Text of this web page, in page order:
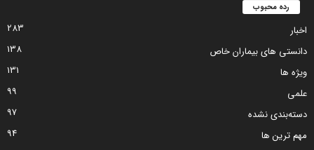
رده محبوب
اخبار
283
دانستی های بیماران خاص
138
ویژه ها
131
علمی
99
دسته‌بندی نشده
97
مهم ترین ها
94